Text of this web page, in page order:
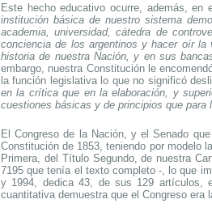
Este hecho educativo ocurre, además, en
institución básica de nuestro sistema
academia, universidad, cátedra de
conciencia de los argentinos y hacer oír
historia de nuestra Nación, y en sus
embargo, nuestra Constitución le
la función legislativa lo que no significó
en la crítica que en la elaboración, y
cuestiones básicas y de principios que
El Congreso de la Nación, y el Senado
Constitución de 1853, teniendo por modelo
Primera, del Título Segundo, de nuestra
7195 que tenía el texto completo -, lo que
y 1994, dedica 43, de sus 129 artículos,
cuantitativa demuestra que el Congreso era